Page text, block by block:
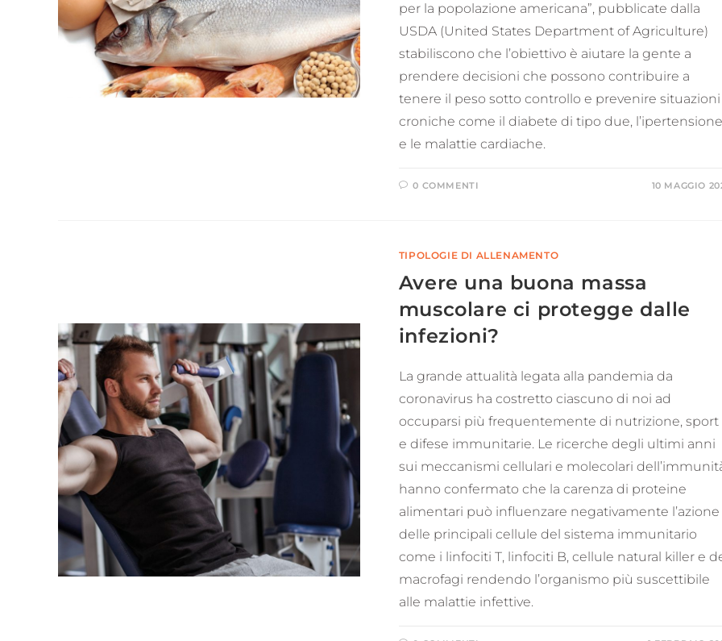
per la popolazione americana”, pubblicate dalla
USDA (United States Department of Agriculture)
stabiliscono che l’obiettivo è aiutare la gente a
prendere decisioni che possono contribuire a
tenere il peso sotto controllo e prevenire situazioni
croniche come il diabete di tipo due, l’ipertensione
e le malattie cardiache.
0 COMMENTI 10 MAGGIO
TIPOLOGIE DI ALLENAMENTO
Avere una buona massa
muscolare ci protegge dalle
infezioni?
La grande attualità legata alla pandemia da
coronavirus ha costretto ciascuno di noi ad
occuparsi più frequentemente di nutrizione, sport
e difese immunitarie. Le ricerche degli ultimi anni
sui meccanismi cellulari e molecolari
hanno confermato che la carenza di proteine
alimentari può influenzare negativamente l’azione
delle principali cellule del sistema immunitario
come i linfociti T, linfociti B, cellule natural killer e
macrofagi rendendo l’organismo più suscettibile
alle malattie infettive.